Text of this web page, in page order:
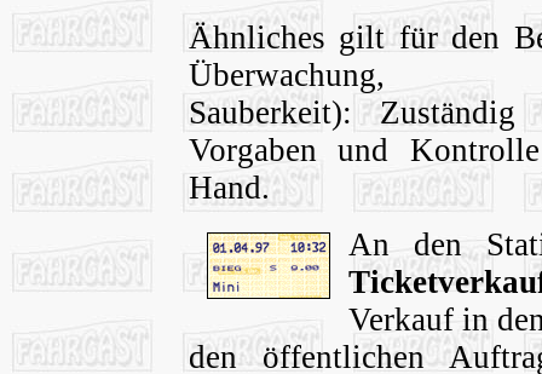
Ähnliches gilt für den
Überwachung,
Sauberkeit): Zuständig
Vorgaben und
Hand.
An den
Verkauf in
den öffentlichen